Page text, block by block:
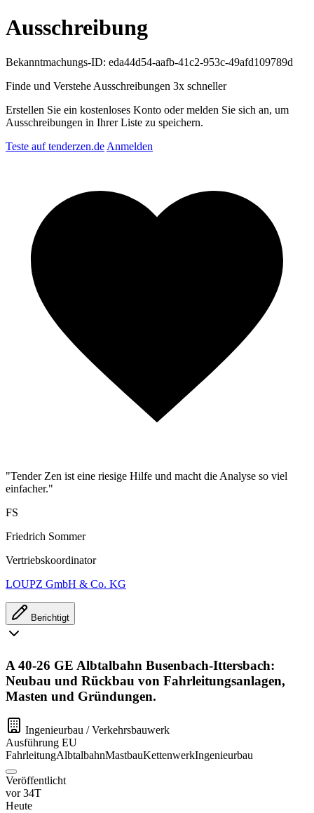
Ausschreibung
Bekanntmachungs-ID: eda44d54-aafb-41c2-953c-49afd109789d
Finde und Verstehe Ausschreibungen 3x schneller
Erstellen Sie ein kostenloses Konto oder melden Sie sich an, um
Ausschreibungen in Ihrer Liste zu speichern.
Teste auf tenderzen.de Anmelden
"Tender Zen ist eine riesige Hilfe und macht die Analyse so viel
einfacher."
FS
Friedrich Sommer
Vertriebskoordinator
LOUPZ GmbH & Co. KG
Berichtigt
A 40-26 GE Albtalbahn Busenbach-Ittersbach:
Neubau und Rückbau von Fahrleitungsanlagen,
Masten und Gründungen.
Ingenieurbau / Verkehrsbauwerk
Ausführung EU
FahrleitungAlbtalbahnMastbauKettenwerkIngenieurbau
Veröffentlicht
vor 34T
Heute